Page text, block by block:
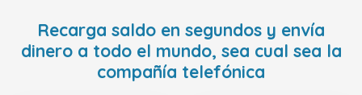
Recarga saldo en segundos y envía
dinero a todo el mundo, sea cual sea la
compañía telefónica